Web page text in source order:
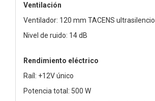
Ventilación
Ventilador: 120 mm TACENS
Nivel de ruido: 14 dB
Rendimiento eléctrico
Raíl: +12V único
Potencia total: 500 W